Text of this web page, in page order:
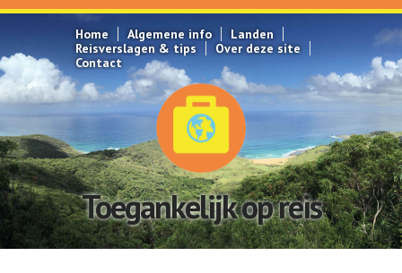
Overslaan en naar de inhoud gaan
Home
Algemene info
Landen
Reisverslagen & tips
Over deze site
Contact
Toegankelijk op reis